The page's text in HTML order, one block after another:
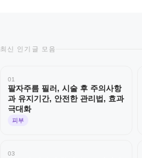
최신 인기글 모음
01
팔자주름 필러, 시술 후 주의사항
과 유지기간, 안전한 관리법, 효과
극대화
피부
03